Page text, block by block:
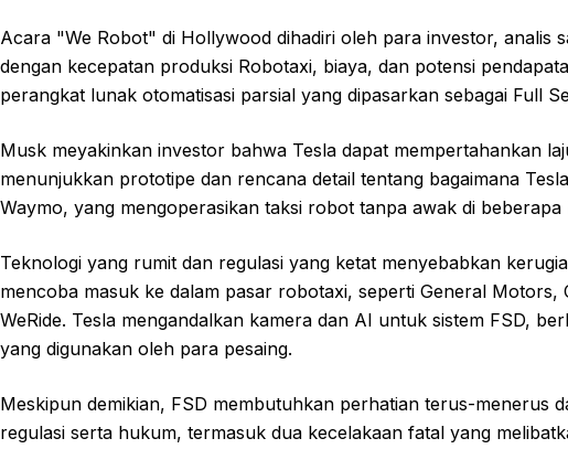
Acara "We Robot" di Hollywood dihadiri oleh para investor, analis
dengan kecepatan produksi Robotaxi, biaya, dan potensi
perangkat lunak otomatisasi parsial yang dipasarkan sebagai Full
Musk meyakinkan investor bahwa Tesla dapat mempertahankan
menunjukkan prototipe dan rencana detail tentang bagaimana
Waymo, yang mengoperasikan taksi robot tanpa awak di beberapa
Teknologi yang rumit dan regulasi yang ketat menyebabkan
mencoba masuk ke dalam pasar robotaxi, seperti General
WeRide. Tesla mengandalkan kamera dan AI untuk sistem FSD,
yang digunakan oleh para pesaing.
Meskipun demikian, FSD membutuhkan perhatian terus-menerus
regulasi serta hukum, termasuk dua kecelakaan fatal yang